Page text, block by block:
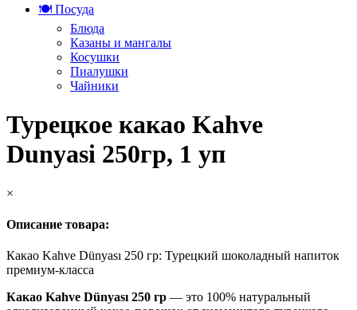
🍽️ Посуда
Блюда
Казаны и мангалы
Косушки
Пиалушки
Чайники
Турецкое какао Kahve
Dunyasi 250гр, 1 уп
×
Описание товара:
Какао Kahve Dünyası 250 гр: Турецкий шоколадный напиток
премиум-класса
Какао Kahve Dünyası 250 гр — это 100% натуральный